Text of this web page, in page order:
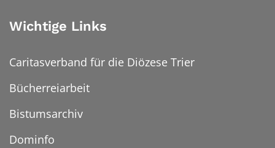
Wichtige Links
Caritasverband für die Diözese Trier
Bücherreiarbeit
Bistumsarchiv
Dominfo